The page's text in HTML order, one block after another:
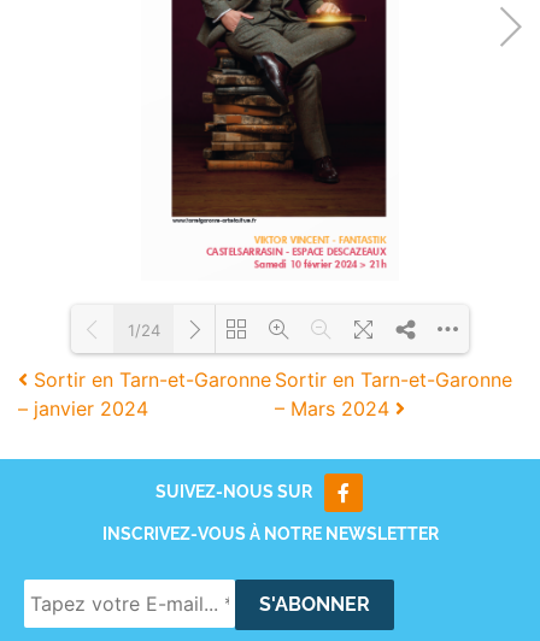
Loading PDF 71% ...
1/24
Sortir en Tarn-et-Garonne
– janvier 2024
Sortir en Tarn-et-Garonne
– Mars 2024
SUIVEZ-NOUS SUR
INSCRIVEZ-VOUS À NOTRE NEWSLETTER